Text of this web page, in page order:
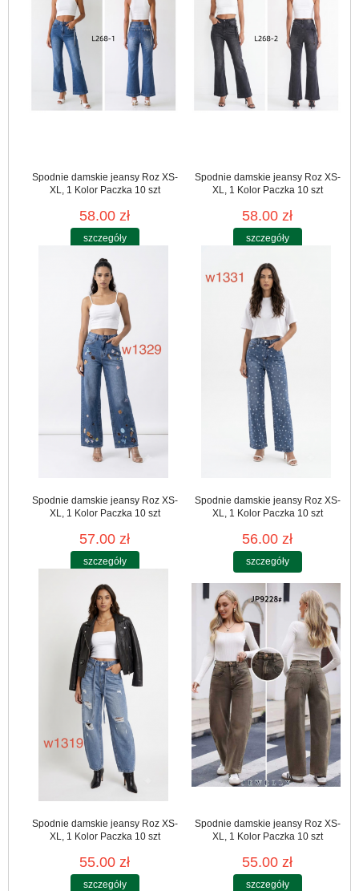
Spodnie damskie jeansy Roz XS-
XL, 1 Kolor Paczka 10 szt
58.00 zł
szczegóły
Spodnie damskie jeansy Roz XS-
XL, 1 Kolor Paczka 10 szt
58.00 zł
szczegóły
Spodnie damskie jeansy Roz XS-
XL, 1 Kolor Paczka 10 szt
57.00 zł
szczegóły
Spodnie damskie jeansy Roz XS-
XL, 1 Kolor Paczka 10 szt
56.00 zł
szczegóły
Spodnie damskie jeansy Roz XS-
XL, 1 Kolor Paczka 10 szt
55.00 zł
szczegóły
Spodnie damskie jeansy Roz XS-
XL, 1 Kolor Paczka 10 szt
55.00 zł
szczegóły